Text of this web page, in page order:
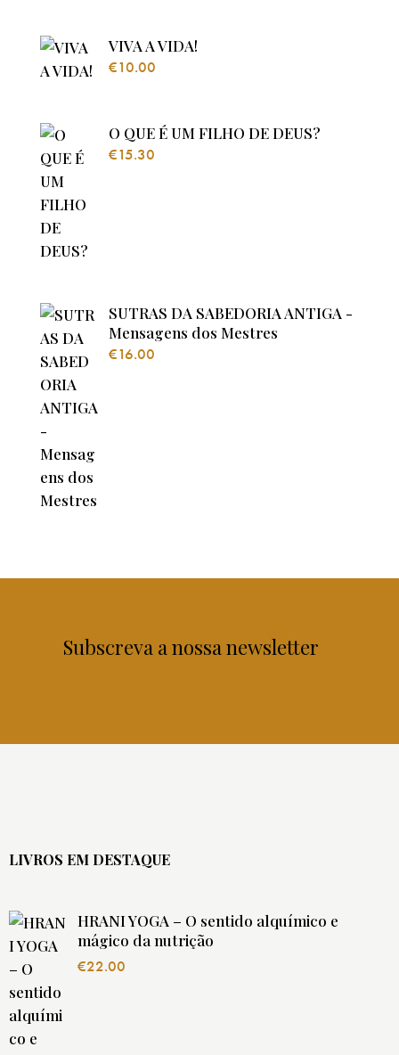
VIVA A VIDA!
€10.00
O QUE É UM FILHO DE DEUS?
€15.30
SUTRAS DA SABEDORIA ANTIGA -
Mensagens dos Mestres
€16.00
Subscreva a nossa newsletter
LIVROS EM DESTAQUE
HRANI YOGA – O sentido alquímico e
mágico da nutrição
€22.00